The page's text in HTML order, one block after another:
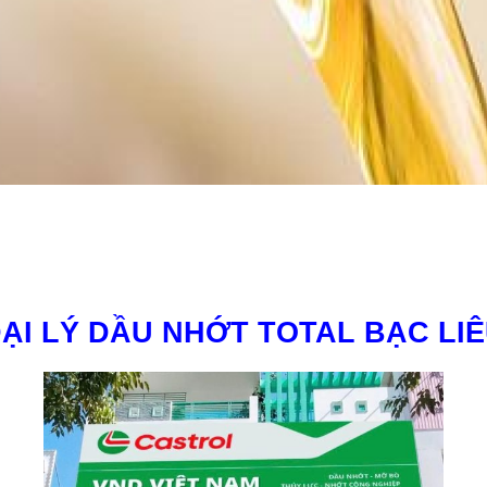
LÝ DẦU NHỚT TOTAL BẠC